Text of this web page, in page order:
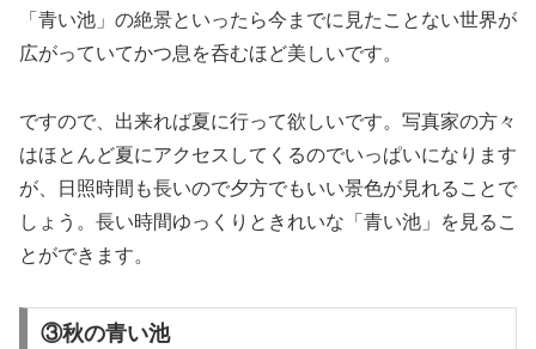
「青い池」の絶景といったら今までに見たことない世界が
広がっていてかつ息を呑むほど美しいです。
ですので、出来れば夏に行って欲しいです。写真家の方々
はほとんど夏にアクセスしてくるのでいっぱいになります
が、日照時間も長いので夕方でもいい景色が見れることで
しょう。長い時間ゆっくりときれいな「青い池」を見るこ
とができます。
③秋の青い池